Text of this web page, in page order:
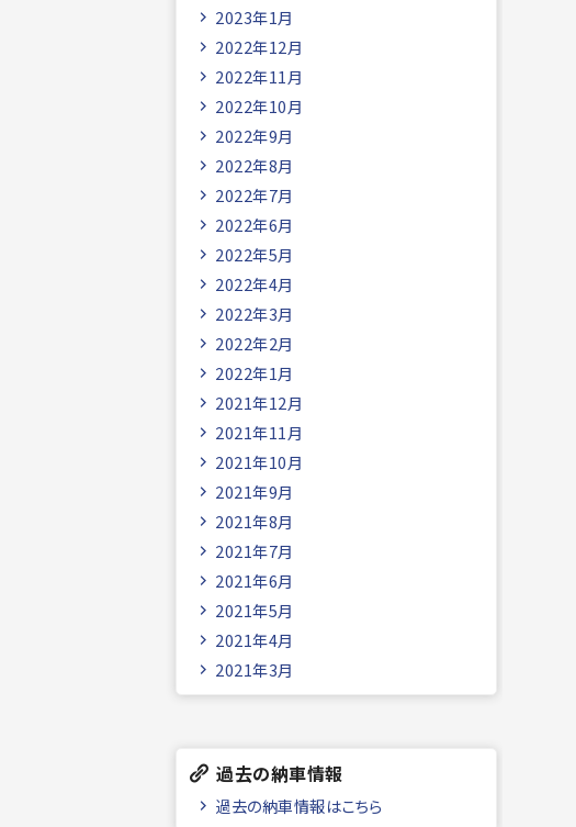
2023年1月
2022年12月
2022年11月
2022年10月
2022年9月
2022年8月
2022年7月
2022年6月
2022年5月
2022年4月
2022年3月
2022年2月
2022年1月
2021年12月
2021年11月
2021年10月
2021年9月
2021年8月
2021年7月
2021年6月
2021年5月
2021年4月
2021年3月
過去の納車情報
過去の納車情報はこちら